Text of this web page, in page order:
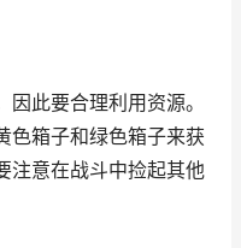
此要合理利用资源。
色箱子和绿色箱子来获
注意在战斗中捡起其他